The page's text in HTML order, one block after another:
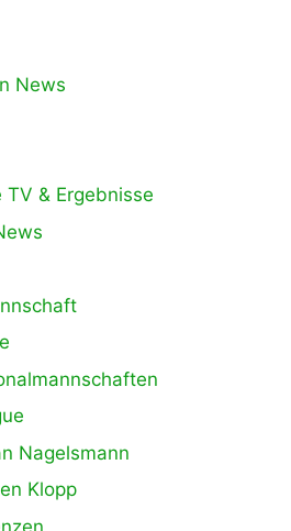
News
& Ergebnisse
Nagelsmann
Klopp